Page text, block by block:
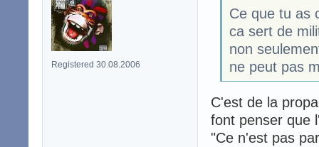
Registered 30.08.2006
Ce que tu as
ca sert de
non
ne peut pas
C'est de la
font penser que
"Ce n'est pas